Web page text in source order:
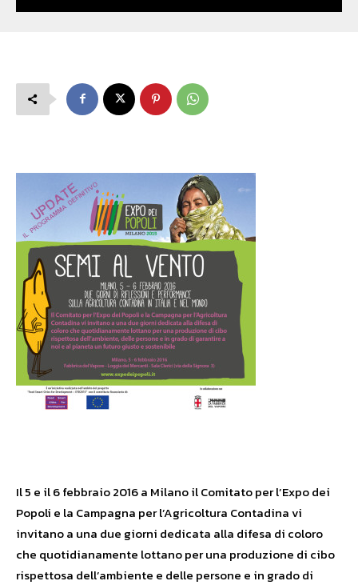
Il 5 e il 6 febbraio 2016 a Milano il Comitato per l’Expo dei
Popoli e la Campagna per l’Agricoltura Contadinavi
invitano a una due giorni dedicata alla difesa di coloro
che quotidianamente lottano per una produzione di cibo
rispettosa dell’ambiente e delle persone e in grado di